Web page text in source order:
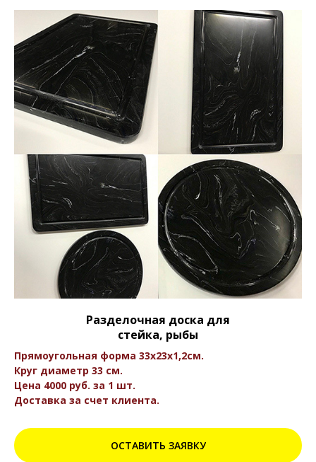
Разделочная доска для
стейка, рыбы
Прямоугольная форма 33x23x1,2см.
Круг диаметр 33 см.
Цена 4000 руб. за 1 шт.
Доставка за счет клиента.
ОСТАВИТЬ ЗАЯВКУ